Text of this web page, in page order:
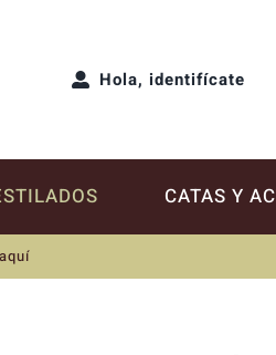
Hola, identifícate
CATAS Y